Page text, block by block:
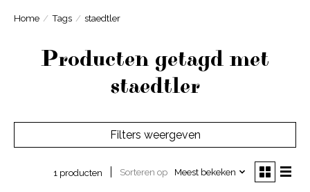
Home / Tags / staedtler
Producten getagd met
staedtler
Filters weergeven
1 producten Sorteren op Meest bekeken